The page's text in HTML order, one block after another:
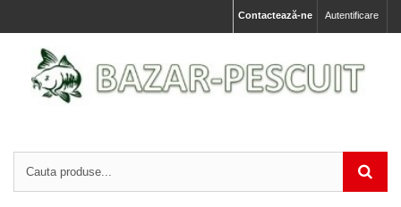
Autentificare
Contactează-ne